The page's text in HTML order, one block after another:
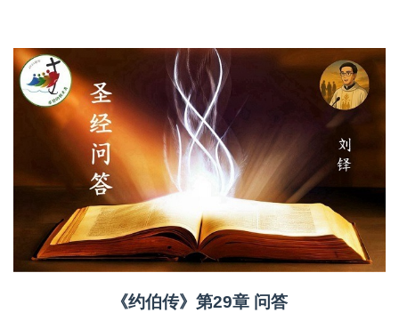
《约伯传》第29章 问答